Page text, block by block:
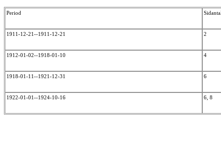
Period
1911-12-21--1911-12-21 2
1912-01-02--1918-01-10 4
1918-01-11--1921-12-31 6
1922-01-01--1924-10-16 6, 8